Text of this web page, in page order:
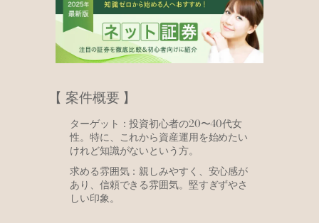
【 案件概要 】
ターゲット：投資初心者の20〜40代女
性。特に、これから資産運用を始めたい
けれど知識がないという方。
求める雰囲気：親しみやすく、安心感が
あり、信頼できる雰囲気。堅すぎずやさ
しい印象。